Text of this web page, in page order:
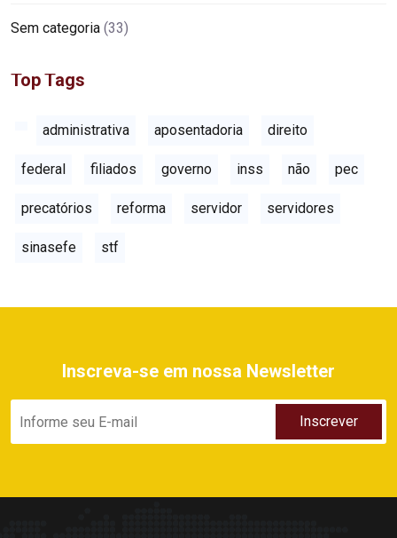
Sem categoria (33)
Top Tags
administrativa aposentadoria direito
federal filiados governo inss não pec
precatórios reforma servidor servidores
sinasefe stf
Inscreva-se em nossa Newsletter